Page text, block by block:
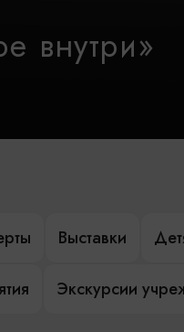
внутри»
Выставки
Экскурсии